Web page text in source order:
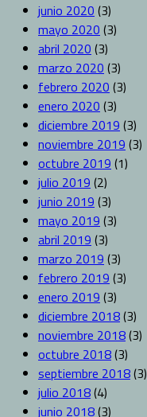
junio 2020 (3)
mayo 2020 (3)
abril 2020 (3)
marzo 2020 (3)
febrero 2020 (3)
enero 2020 (3)
diciembre 2019 (3)
noviembre 2019 (3)
octubre 2019 (1)
julio 2019 (2)
junio 2019 (3)
mayo 2019 (3)
abril 2019 (3)
marzo 2019 (3)
febrero 2019 (3)
enero 2019 (3)
diciembre 2018(3)
noviembre 2018(3)
octubre 2018(3)
septiembre 2018(3)
julio 2018(4)
junio 2018(3)